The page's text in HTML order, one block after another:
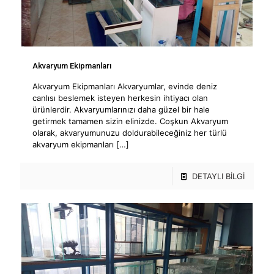
Akvaryum Ekipmanları
Akvaryum Ekipmanları Akvaryumlar, evinde deniz
canlısı beslemek isteyen herkesin ihtiyacı olan
ürünlerdir. Akvaryumlarınızı daha güzel bir hale
getirmek tamamen sizin elinizde. Coşkun Akvaryum
olarak, akvaryumunuzu doldurabileceğiniz her türlü
akvaryum ekipmanları […]
DETAYLI BİLGİ